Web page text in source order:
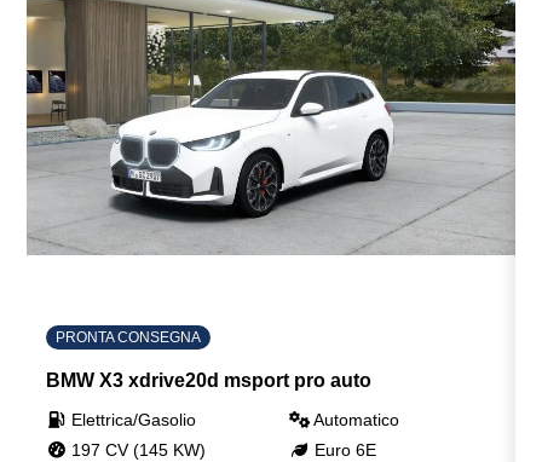
PRONTA CONSEGNA
BMW X3 xdrive20d msport pro auto
Elettrica/Gasolio
Automatico
197 CV (145 KW)
Euro 6E